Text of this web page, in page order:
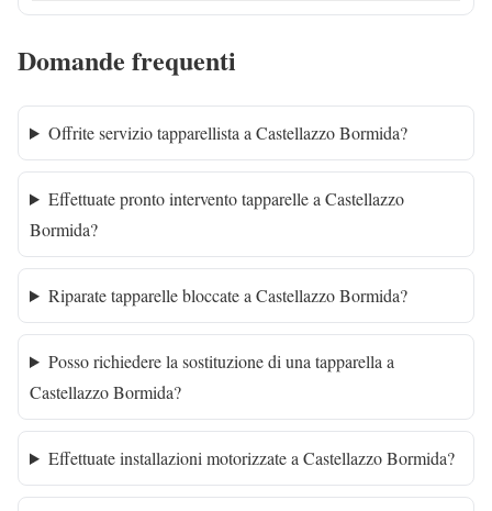
Domande frequenti
Offrite servizio tapparellista a Castellazzo Bormida?
Effettuate pronto intervento tapparelle a Castellazzo
Bormida?
Riparate tapparelle bloccate a Castellazzo Bormida?
Posso richiedere la sostituzione di una tapparella a
Castellazzo Bormida?
Effettuate installazioni motorizzate a Castellazzo Bormida?